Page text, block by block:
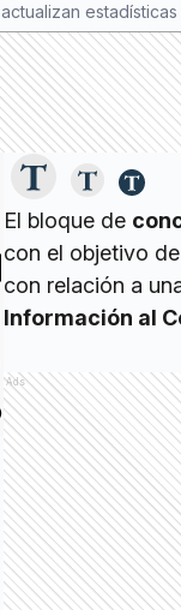
El bloque de
con el objetivo
con relación a
Información al
Ads